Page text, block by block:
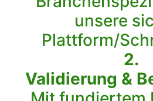
unsere
Plattform/
2.
Validierung &